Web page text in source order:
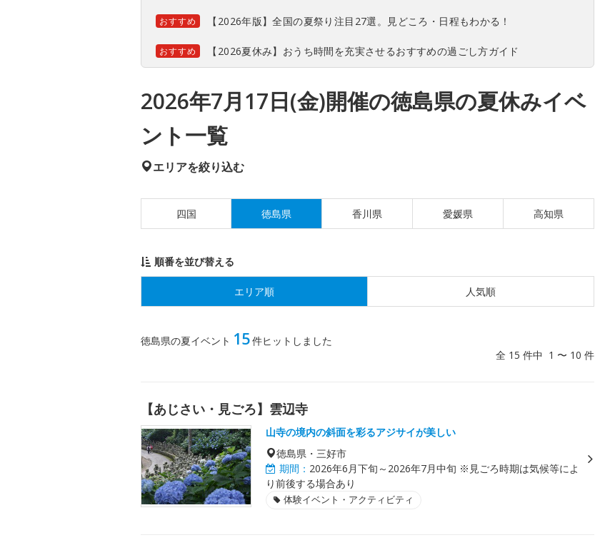
おすすめ 【2026年版】全国の夏祭り注目27選。見どころ・日程もわかる！
おすすめ 【2026夏休み】おうち時間を充実させるおすすめの過ごし方ガイド
2026年7月17日(金)開催の徳島県の夏休みイベ
ント一覧
エリアを絞り込む
四国 徳島県 香川県 愛媛県 高知県
順番を並び替える
エリア順 人気順
徳島県の夏イベント 15件ヒットしました
全 15 件中 1 〜 10 件
【あじさい・見ごろ】雲辺寺
山寺の境内の斜面を彩るアジサイが美しい
徳島県・三好市
期間： 2026年6月下旬～2026年7月中旬 ※見ごろ時期は気候等によ
り前後する場合あり
体験イベント・アクティビティ